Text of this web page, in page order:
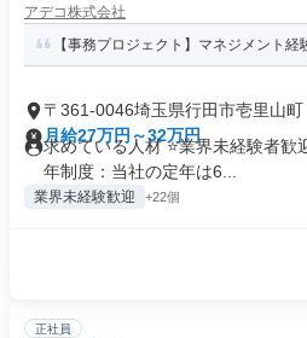
アデコ株式会社
【事務プロジェクト】マネジメント経
〒361-0046埼玉県行田市壱里山町
月給27万円～32万円
求めている人材 ⭐業界未経験者
年制度：当社の定年は6...
業界未経験歓迎 +22個
正社員